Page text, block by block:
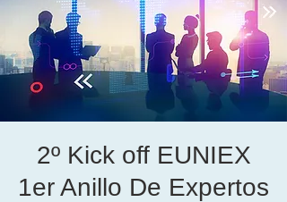
2º Kick off EUNIEX
1er Anillo De Expertos